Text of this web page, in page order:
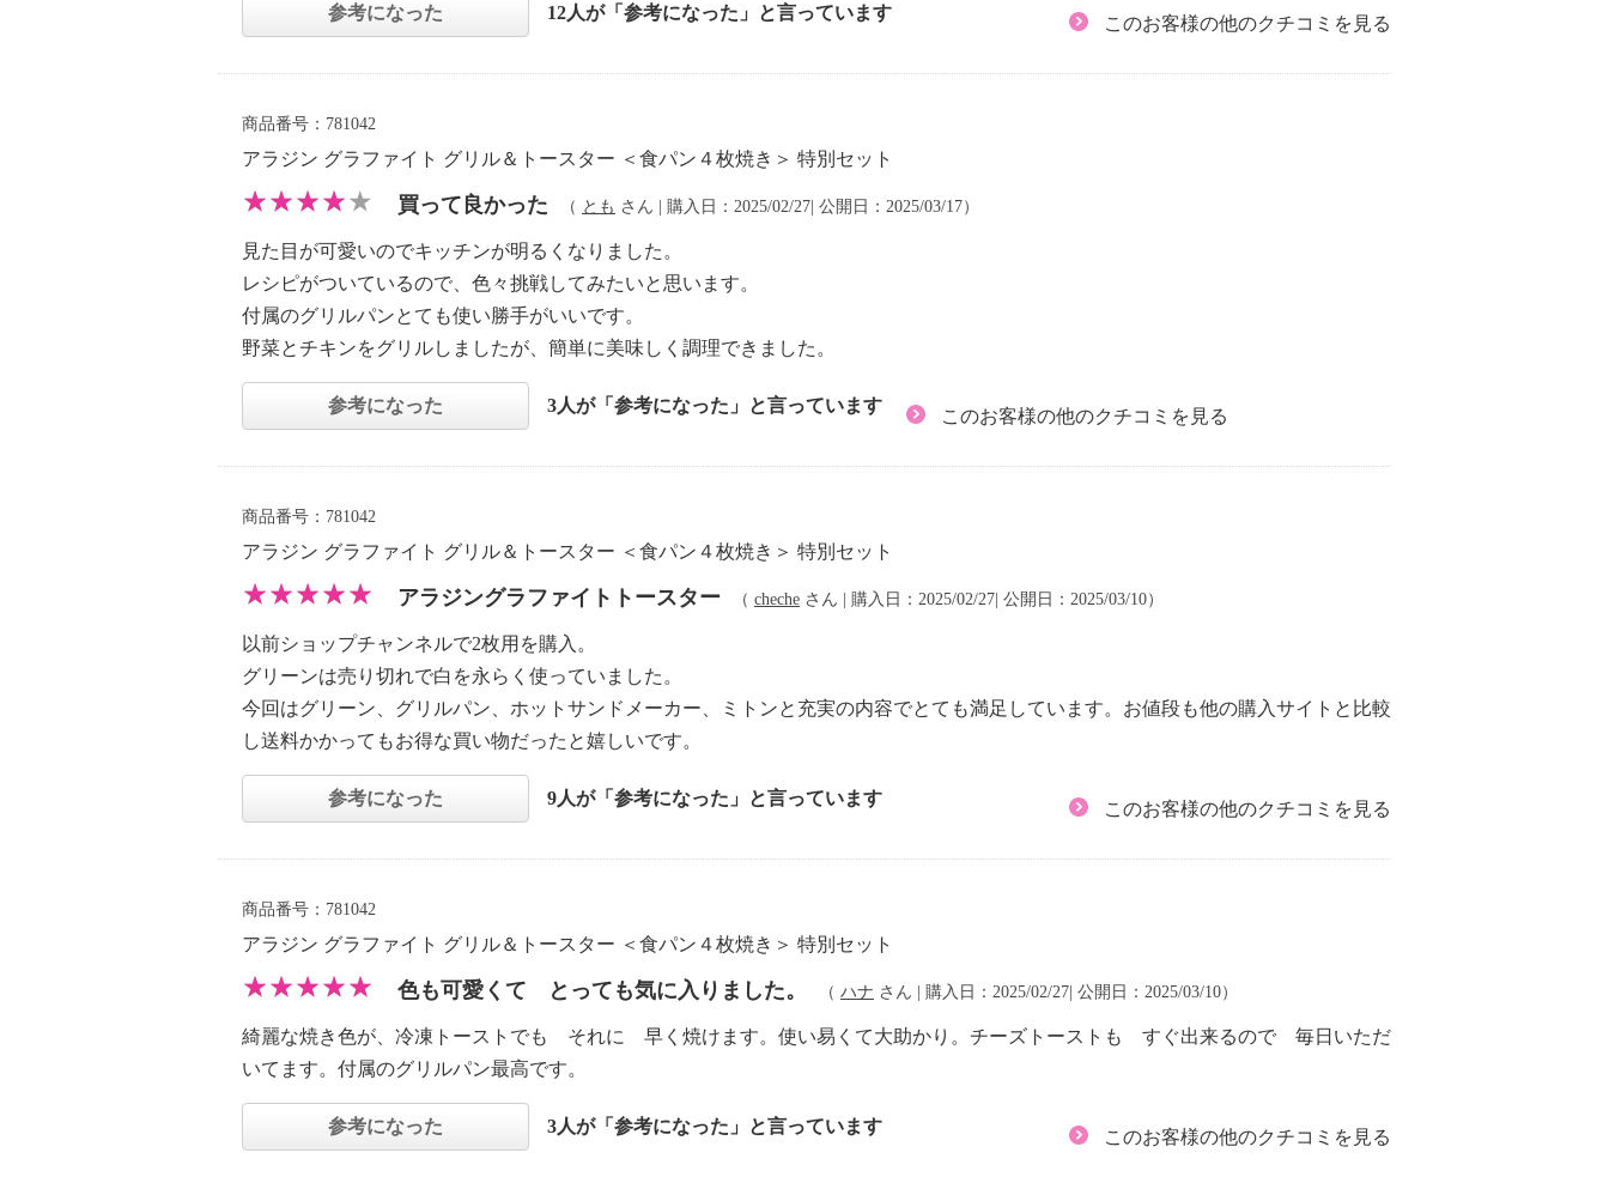
参考になった 12人が「参考になった」と言っています
このお客様の他のクチコミを見る
商品番号：781042
アラジン グラファイト グリル＆トースター ＜食パン４枚焼き＞ 特別セット
買って良かった （ とも さん | 購入日：2025/02/27| 公開日：2025/03/17）
見た目が可愛いのでキッチンが明るくなりました。
レシピがついているので、色々挑戦してみたいと思います。
付属のグリルパンとても使い勝手がいいです。
野菜とチキンをグリルしましたが、簡単に美味しく調理できました。
参考になった 3人が「参考になった」と言っています
このお客様の他のクチコミを見る
商品番号：781042
アラジン グラファイト グリル＆トースター ＜食パン４枚焼き＞ 特別セット
アラジングラファイトトースター （ cheche さん | 購入日：2025/02/27| 公開日：2025/03/10）
以前ショップチャンネルで2枚用を購入。
グリーンは売り切れで白を永らく使っていました。
今回はグリーン、グリルパン、ホットサンドメーカー、ミトンと充実の内容でとても満足しています。お値段も他の購入サイトと比較
し送料かかってもお得な買い物だったと嬉しいです。
参考になった 9人が「参考になった」と言っています
このお客様の他のクチコミを見る
商品番号：781042
アラジン グラファイト グリル＆トースター ＜食パン４枚焼き＞ 特別セット
色も可愛くて とっても気に入りました。 （ ハナ さん | 購入日：2025/02/27| 公開日：2025/03/10）
綺麗な焼き色が、冷凍トーストでも それに 早く焼けます。使い易くて大助かり。チーズトーストも すぐ出来るので 毎日いただ
いてます。付属のグリルパン最高です。
参考になった 3人が「参考になった」と言っています
このお客様の他のクチコミを見る